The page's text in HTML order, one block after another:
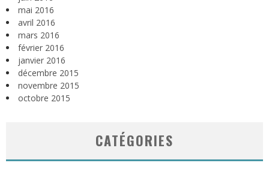
mai 2016
avril 2016
mars 2016
février 2016
janvier 2016
décembre 2015
novembre 2015
octobre 2015
CATÉGORIES